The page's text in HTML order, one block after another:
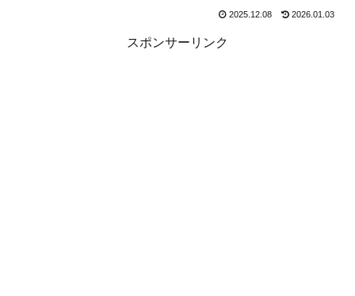
2025.12.08 2026.01.03
スポンサーリンク